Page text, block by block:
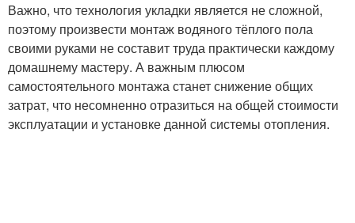
Важно, что технология укладки является не сложной,
поэтому произвести монтаж водяного тёплого пола
своими руками не составит труда практически каждому
домашнему мастеру. А важным плюсом
самостоятельного монтажа станет снижение общих
затрат, что несомненно отразиться на общей стоимости
эксплуатации и установке данной системы отопления.